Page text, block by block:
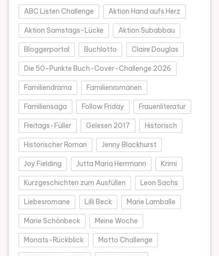
ABC Listen Challenge Aktion Hand aufs Herz
Aktion Samstags-Lücke Aktion Subabbau
Bloggerportal Buchlotto Claire Douglas
Die 50-Punkte Buch-Cover-Challenge 2026
Familiendrama Familienromanen
Familiensaga Follow Friday Frauenliteratur
Freitags-Füller Gelesen 2017 Historisch
Historischer Roman Jenny Blackhurst
Joy Fielding Jutta Maria Herrmann Krimi
Kurzgeschichten zum Ausfüllen Leon Sachs
Liebesromane Lilli Beck Marie Lamballe
Marie Schönbeck Meine Woche
Monats-Rückblick Motto Challenge